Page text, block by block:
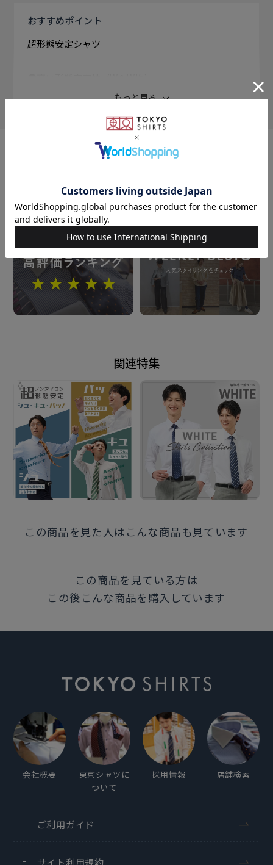
おすすめポイント
超形態安定シャツ
通常の形態安定加工よりもさらに高い形態安定性でアイ
より快適な着心地で長時間着用も楽ちん
着心地の良さと高い機能性を追及した価値ある逸品。
COOLMAX(R)を使用して吸水速乾に優れた生地で、お
手入れがさらに楽になりました。
衿型
ボタンダウンカラー
綿50% ポリエステル50%
形態安定加工
仕様
胸ポケット（左胸）付き（ホームベース型）
背タック・背ダーツなし
前立：裏前立仕様
前立：デザインあり
2026年5月19日
この商品に対するお問い合わせ
もっと見る
おすすめコンテンツ
関連特集
この商品を見た人はこんな商品も見ています
この商品を見ている方は
この後こんな商品を購入しています
会社概要
東京シャツに
ついて
採用情報 店舗検索
ご利用ガイド
サイト利用規約